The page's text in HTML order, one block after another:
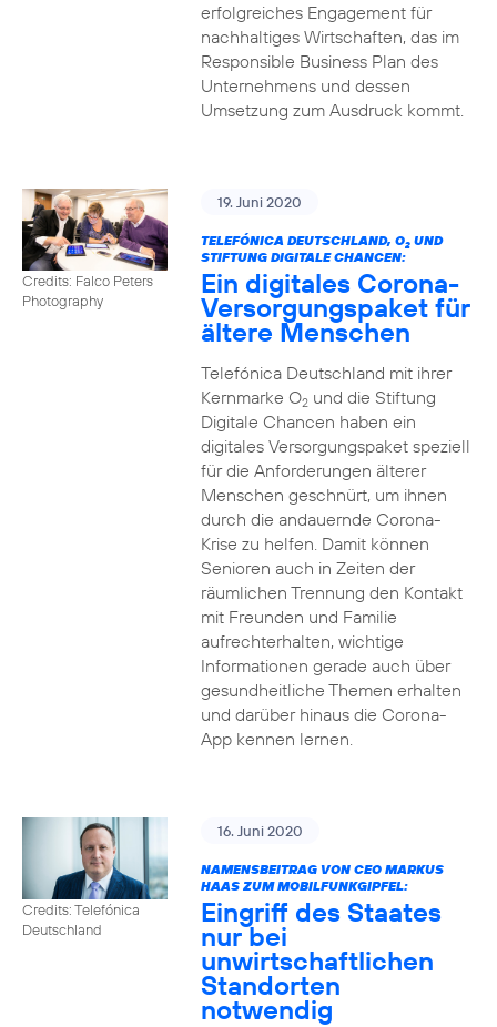
erfolgreiches Engagement für
nachhaltiges Wirtschaften, das im
Responsible Business Plan des
Unternehmens und dessen
Umsetzung zum Ausdruck kommt.
Credits: Falco Peters
Photography
19. Juni 2020
TELEFÓNICA DEUTSCHLAND, O2UND
STIFTUNG DIGITALE CHANCEN:
Ein digitales Corona-
Versorgungspaket für
ältere Menschen
Telefónica Deutschland mit ihrer
Kernmarke O2und die Stiftung
Digitale Chancen haben ein
digitales Versorgungspaket speziell
für die Anforderungen älterer
Menschen geschnürt, um ihnen
durch die andauernde Corona-
Krise zu helfen. Damit können
Senioren auch in Zeiten der
räumlichen Trennung den Kontakt
mit Freunden und Familie
aufrechterhalten, wichtige
Informationen gerade auch über
gesundheitliche Themen erhalten
und darüber hinaus die Corona-
App kennen lernen.
Credits: Telefónica
Deutschland
16. Juni 2020
NAMENSBEITRAG VON CEO MARKUS
HAAS ZUM MOBILFUNKGIPFEL:
Eingriff des Staates
nur bei
unwirtschaftlichen
Standorten
notwendig